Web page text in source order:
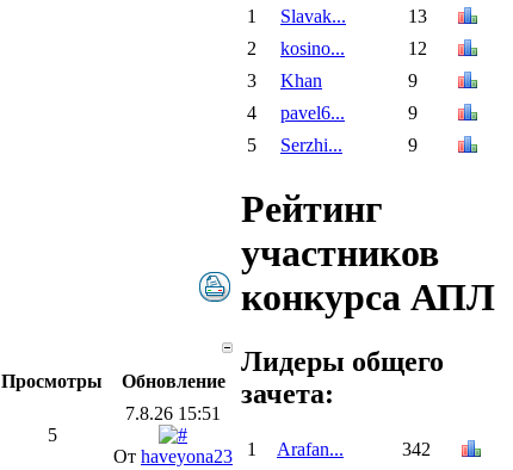
Просмотры Обновление
5
7.8.26 15:51
От haveyona23
1 Slavak...
13
2
kosino...
12
3
Khan
9
4
pavel6...
9
5
Serzhi... 9
Рейтинг
участников
конкурса АПЛ
Лидеры общего
зачета:
1 Arafan...
342